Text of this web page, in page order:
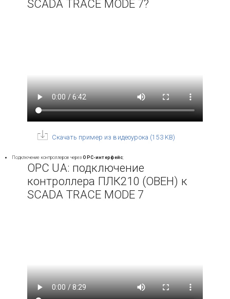
SCADA TRACE MODE 7?
Скачать пример из видеоурока (153 KB)
Подключение контроллеров черезOPC-интерфейс;
OPC UA: подключение
контроллера ПЛК210 (ОВЕН) к
SCADA TRACE MODE 7